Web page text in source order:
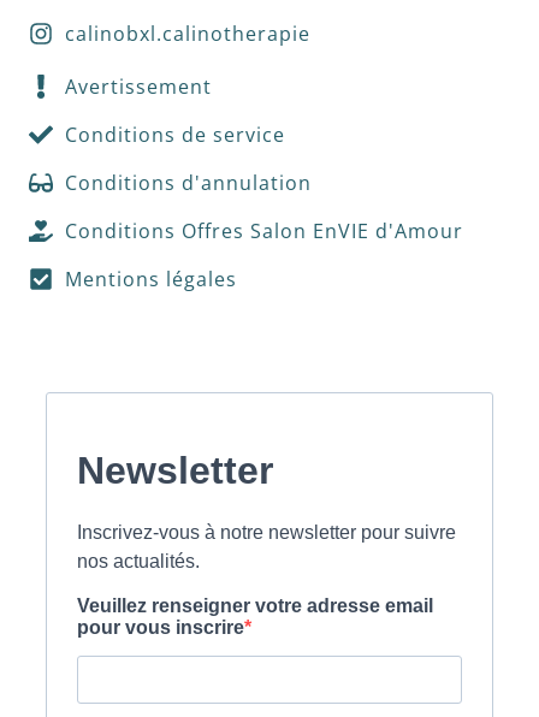
calinobxl.calinotherapie
Avertissement
Conditions de service
Conditions d'annulation
Conditions Offres Salon EnVIE d'Amour
Mentions légales